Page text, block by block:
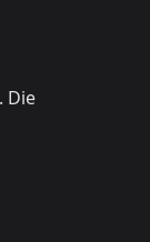
Die